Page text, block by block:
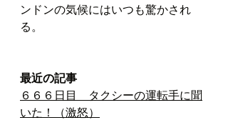
ンドンの気候にはいつも驚かされ
る。
最近の記事
６６６日目　タクシーの運転手に聞
いた！（激怒）